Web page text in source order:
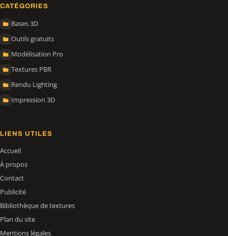
CATÉGORIES
Bases 3D
Outils gratuits
Modélisation Pro
Textures PBR
Rendu Lighting
Impression 3D
LIENS UTILES
Accueil
À propos
Contact
Publicité
Bibliothèque de textures
Plan du site
Mentions légales